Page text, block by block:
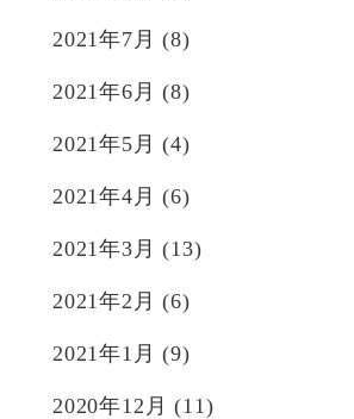
2021年7月 (8)
2021年6月 (8)
2021年5月 (4)
2021年4月 (6)
2021年3月 (13)
2021年2月 (6)
2021年1月 (9)
2020年12月 (11)